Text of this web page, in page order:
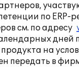
по ERP-
см. по адресу
дней
на
передать в